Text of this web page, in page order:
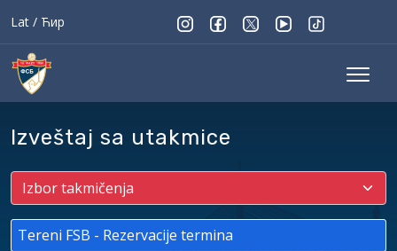
Lat / Ћир
Izveštaj sa utakmice
Tereni FSB - Rezervacije termina